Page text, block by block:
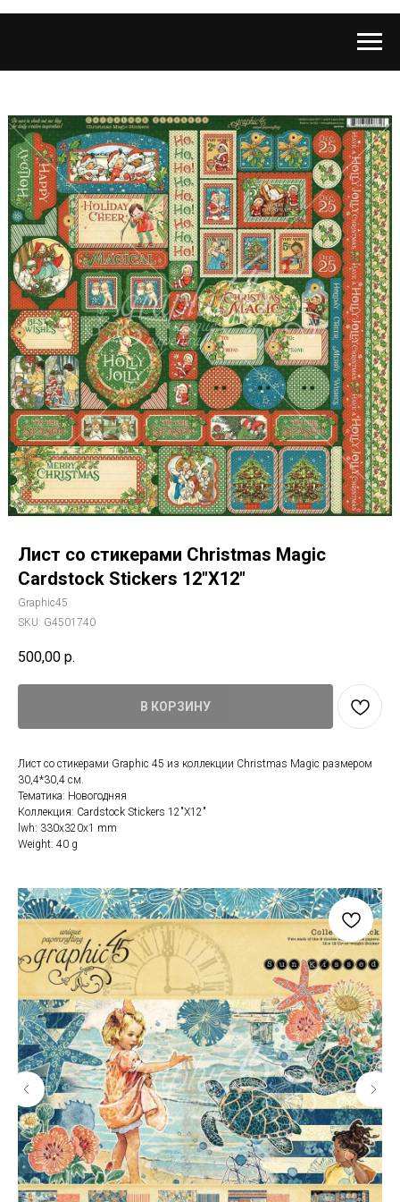
Лист со стикерами Christmas Magic
Cardstock Stickers 12"X12"
Graphic45
SKU: G4501740
500,00 р.
В КОРЗИНУ
Лист со стикерами Graphic 45 из коллекции Christmas Magic размером
30,4*30,4 см.
Тематика: Новогодняя
Коллекция: Cardstock Stickers 12"X12"
lwh: 330x320x1 mm
Weight: 40 g